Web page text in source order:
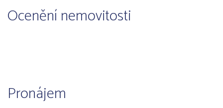
Ocenění nemovitosti
Pronájem